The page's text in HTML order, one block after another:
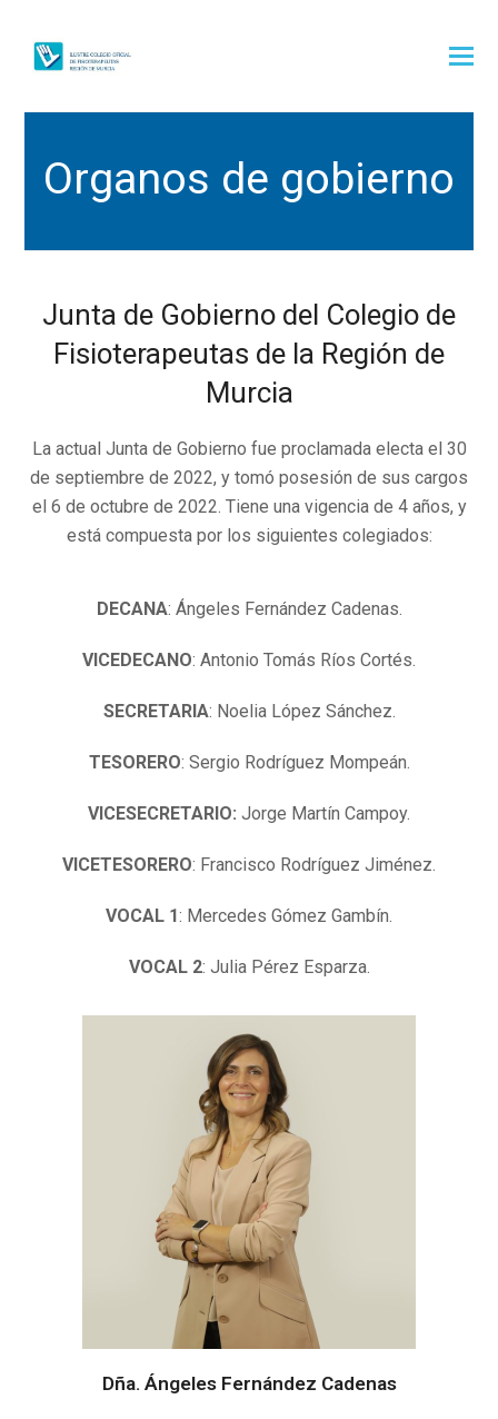
Organos de gobierno
Junta de Gobierno del Colegio de
Fisioterapeutas de la Región de
Murcia
La actual Junta de Gobierno fue proclamada electa el 30
de septiembre de 2022, y tomó posesión de sus cargos
el 6 de octubre de 2022. Tiene una vigencia de 4 años, y
está compuesta por los siguientes colegiados:
DECANA: Ángeles Fernández Cadenas.
VICEDECANO: Antonio Tomás Ríos Cortés.
SECRETARIA: Noelia López Sánchez.
TESORERO: Sergio Rodríguez Mompeán.
VICESECRETARIO: Jorge Martín Campoy.
VICETESORERO: Francisco Rodríguez Jiménez.
VOCAL 1: Mercedes Gómez Gambín.
VOCAL 2: Julia Pérez Esparza.
Dña. Ángeles Fernández Cadenas